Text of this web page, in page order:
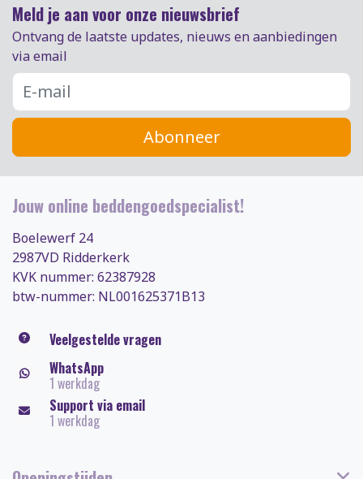
Meld je aan voor onze nieuwsbrief
Ontvang de laatste updates, nieuws en aanbiedingen
via email
Abonneer
Jouw online beddengoedspecialist!
Boelewerf 24
2987VD Ridderkerk
KVK nummer: 62387928
btw-nummer: NL001625371B13
Veelgestelde vragen
WhatsApp
1 werkdag
Support via email
1 werkdag